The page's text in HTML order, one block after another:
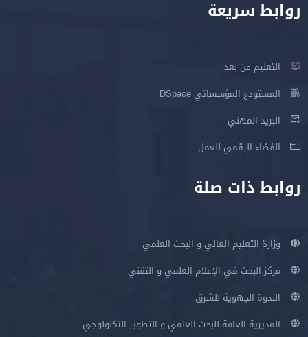
روابط سريعة
التعليم عن بعد
المستودع المؤسساتي DSpace
البريد المهني
الفضاء الرقمي للعمل
روابط ذات صلة
وزارة التعليم العالي و البحث العلمي
مركز البحث في الإعلام العلمي و التقني
الندوة الجهوية للشرق
المديرية العامة للبحث العلمي و التطوير التكنولوجي